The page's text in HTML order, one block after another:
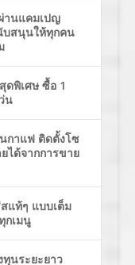
านแคมเปญ
บสนุนให้ทุกคน
ดพิเศษ ซื้อ 1
น
กาแฟ ติดตั้งโซ
ได้จากการขาย
แท้ๆ แบบเต็ม
กเมนู
นระยะยาว